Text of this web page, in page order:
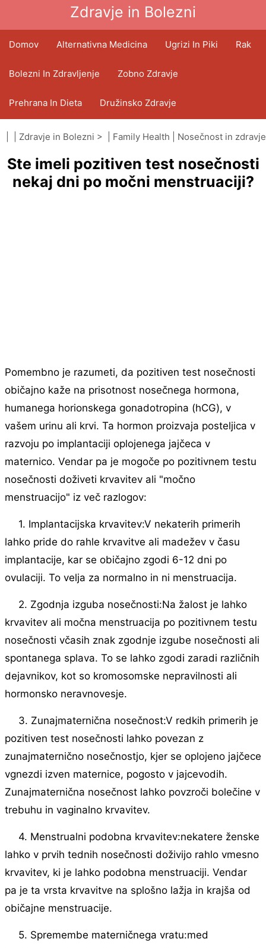
Zdravje in Bolezni
Domov Alternativna Medicina Ugrizi In Piki Rak
Bolezni In Zdravljenje Zobno Zdravje
Prehrana In Dieta Družinsko Zdravje
Zdravstveni Sektor Duševno Zdravje
Javno Zdravje In Varnost Operacije In Posegi
Zdravje in Bolezni > | Family Health Nosečnost in zdravje
Ste imeli pozitiven test nosečnosti
nekaj dni po močni menstruaciji?
Pomembno je razumeti, da pozitiven test nosečnosti
običajno kaže na prisotnost nosečnega hormona,
humanega horionskega gonadotropina (hCG), v
vašem urinu ali krvi. Ta hormon proizvaja posteljica v
razvoju po implantaciji oplojenega jajčeca v
maternico. Vendar pa je mogoče po pozitivnem testu
nosečnosti doživeti krvavitev ali "močno
menstruacijo" iz več razlogov:
1. Implantacijska krvavitev:V nekaterih primerih
lahko pride do rahle krvavitve ali madežev v času
implantacije, kar se običajno zgodi 6-12 dni po
ovulaciji. To velja za normalno in ni menstruacija.
2. Zgodnja izguba nosečnosti:Na žalost je lahko
krvavitev ali močna menstruacija po pozitivnem testu
nosečnosti včasih znak zgodnje izgube nosečnosti ali
spontanega splava. To se lahko zgodi zaradi različnih
dejavnikov, kot so kromosomske nepravilnosti ali
hormonsko neravnovesje.
3. Zunajmaternična nosečnost:V redkih primerih je
pozitiven test nosečnosti lahko povezan z
zunajmaternično nosečnostjo, kjer se oplojeno jajčece
vgnezdi izven maternice, pogosto v jajcevodih.
Zunajmaternična nosečnost lahko povzroči bolečine v
trebuhu in vaginalno krvavitev.
4. Menstrualni podobna krvavitev:nekatere ženske
lahko v prvih tednih nosečnosti doživijo rahlo vmesno
krvavitev, ki je lahko podobna menstruaciji. Vendar
pa je ta vrsta krvavitve na splošno lažja in krajša od
običajne menstruacije.
5. Spremembe materničnega vratu:med